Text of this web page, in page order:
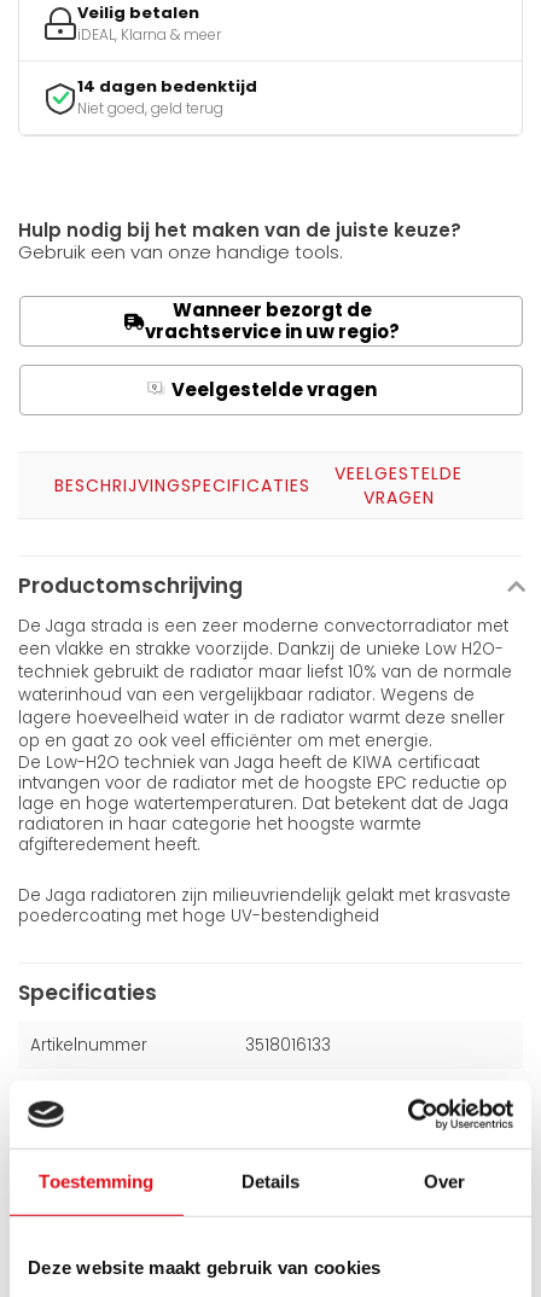
Toestemming Details Over
Deze website maakt gebruik van cookies
Veilig betalen
iDEAL, Klarna & meer
14 dagen bedenktijd
Niet goed, geld terug
Hulp nodig bij het maken van de juiste keuze?
Gebruik een van onze handige tools.
Wanneer bezorgt de
vrachtservice in uw regio?
Q Veelgestelde vragen
BESCHRIJVINGSPECIFICATIES
VEELGESTELDE
VRAGEN
Productomschrijving
De Jaga strada is een zeer moderne convectorradiator met
een vlakke en strakke voorzijde. Dankzij de unieke Low H2O-
techniek gebruikt de radiator maar liefst 10% van de normale
waterinhoud van een vergelijkbaar radiator. Wegens de
lagere hoeveelheid water in de radiator warmt deze sneller
op en gaat zo ook veel efficiënter om met energie.
De Low-H2O techniek van Jaga heeft de KIWA certificaat
intvangen voor de radiator met de hoogste EPC reductie op
lage en hoge watertemperaturen. Dat betekent dat de Jaga
radiatoren in haar categorie het hoogste warmte
afgifteredement heeft.
De Jaga radiatoren zijn milieuvriendelijk gelakt met krasvaste
poedercoating met hoge UV-bestendigheid
Specificaties
Artikelnummer 3518016133
Breedte 1800 mm